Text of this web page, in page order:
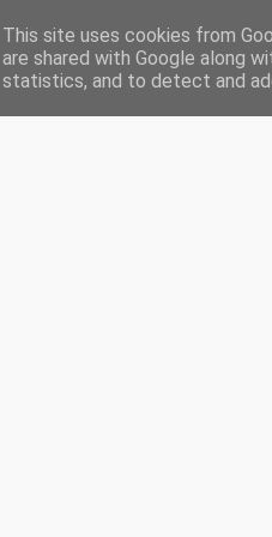
MA PRÉSENTATION INDEX
This site uses cookies from
are shared with Google along
statistics, and to detect and